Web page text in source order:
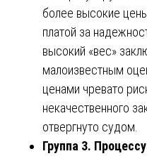
более высокие
платой за
высокий «вес»
малоизвестным
ценами чревато
некачественного
отвергнуто судом.
Группа 3.